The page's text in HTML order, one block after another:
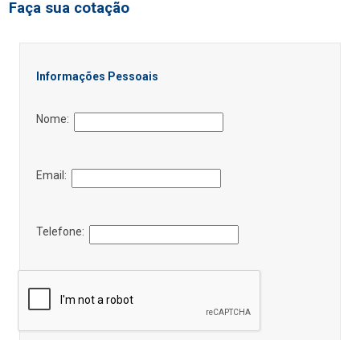
Faça sua cotação
Informações Pessoais
Nome:
Email:
Telefone: